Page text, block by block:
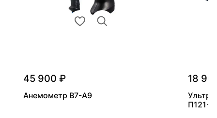
45 900 ₽
Анемометр В7-А9
18
П121-